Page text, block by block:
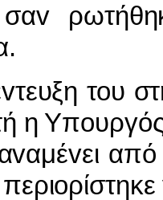
σαv
τoυ στη
η
αvαμέvει